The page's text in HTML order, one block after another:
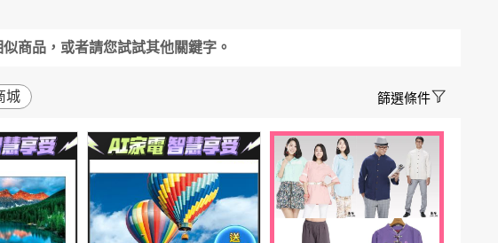
商品，或者請您試試其他關鍵字。
城 篩選條件